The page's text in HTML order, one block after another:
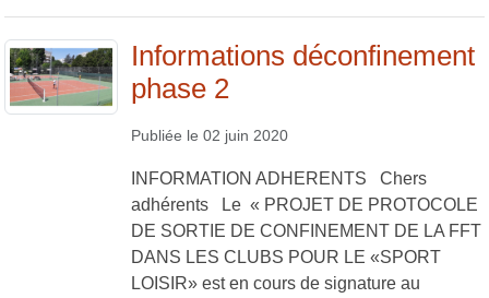
Informations déconfinement
phase 2
Publiée le 02 juin 2020
INFORMATION ADHERENTS Chers
adhérents Le « PROJET DE PROTOCOLE
DE SORTIE DE CONFINEMENT DE LA FFT
DANS LES CLUBS POUR LE «SPORT
LOISIR» est en cours de signature au